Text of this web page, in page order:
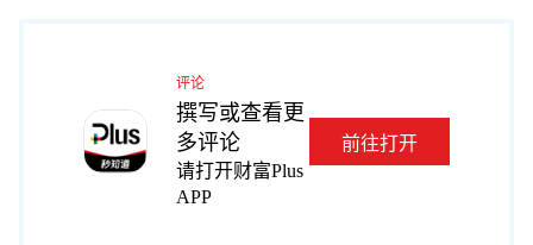
评论
撰写或查看更
多评论
请打开财富Plus
APP
前往打开